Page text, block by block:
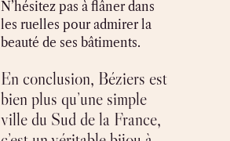
N’hésitez pas à flâner dans
les ruelles pour admirer la
beauté de ses bâtiments.
En conclusion, Béziers est
bien plus qu’une simple
ville du Sud de la France,